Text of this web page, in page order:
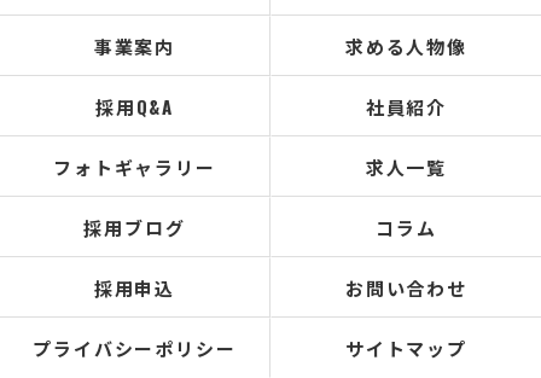
事業案内 求める人物像
採用Q&A 社員紹介
フォトギャラリー 求人一覧
採用ブログ コラム
採用申込 お問い合わせ
プライバシーポリシー サイトマップ